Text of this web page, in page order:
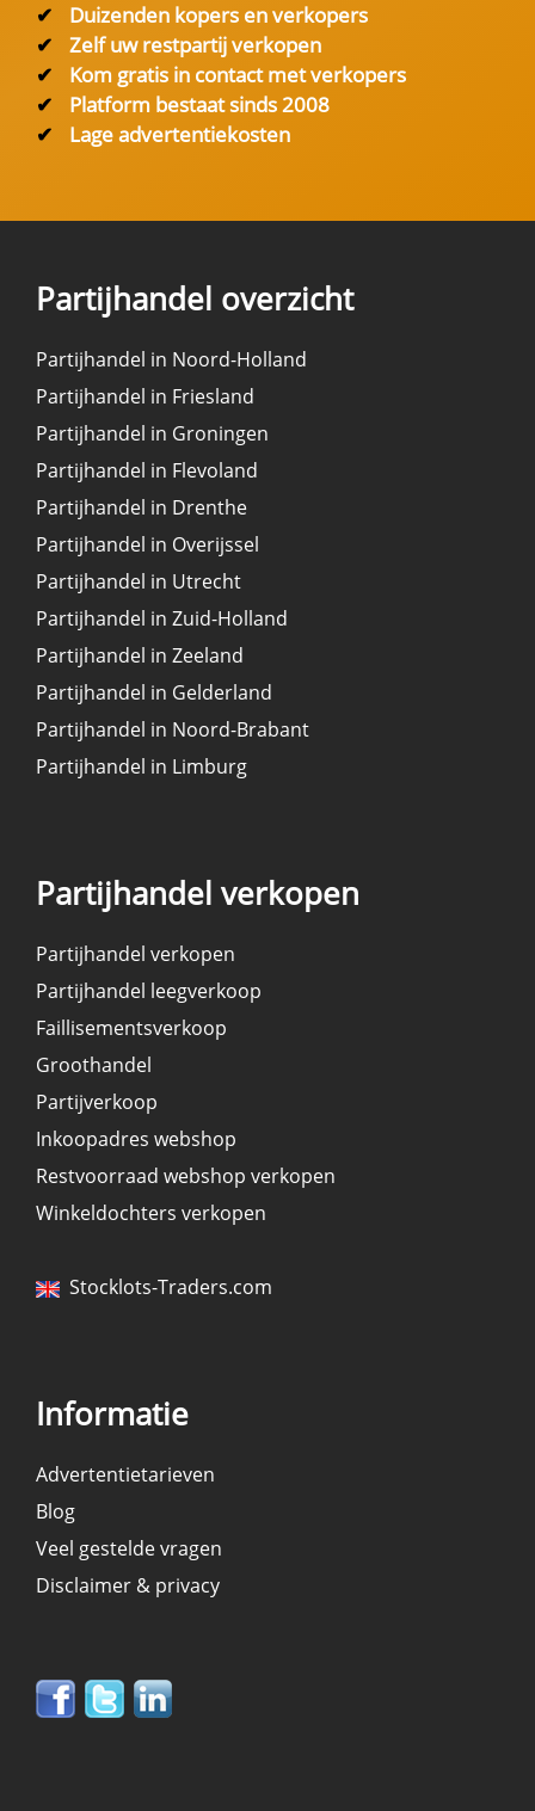
✔
Duizenden kopers en verkopers
✔
Zelf uw restpartij verkopen
✔
Kom gratis in contact met verkopers
✔
Platform bestaat sinds 2008
✔
Lage advertentiekosten
Partijhandel overzicht
Partijhandel in Noord-Holland
Partijhandel in Friesland
Partijhandel in Groningen
Partijhandel in Flevoland
Partijhandel in Drenthe
Partijhandel in Overijssel
Partijhandel in Utrecht
Partijhandel in Zuid-Holland
Partijhandel in Zeeland
Partijhandel in Gelderland
Partijhandel in Noord-Brabant
Partijhandel in Limburg
Partijhandel verkopen
Partijhandel verkopen
Partijhandel leegverkoop
Faillisementsverkoop
Groothandel
Partijverkoop
Inkoopadres webshop
Restvoorraad webshop verkopen
Winkeldochters verkopen
Stocklots-Traders.com
Informatie
Advertentietarieven
Blog
Veel gestelde vragen
Disclaimer & privacy